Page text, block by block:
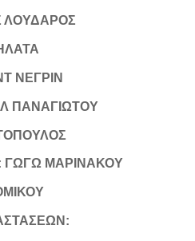
ΛΟΥΔΑΡΟΣ
ΝΕΓΡΙΝ
ΠΑΝΑΓΙΩΤΟΥ
ΓΩΓΩ ΜΑΡΙΝΑΚΟΥ